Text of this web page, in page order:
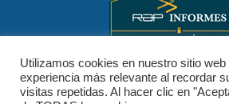
Utilizamos cookies en nuestro sitio web
experiencia más relevante al recordar
visitas repetidas. Al hacer clic en